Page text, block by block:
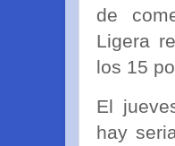
de
Ligera
los 15
El
hay